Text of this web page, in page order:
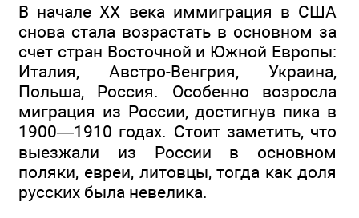
В начале XX века иммиграция в США
снова стала возрастать в основном за
счет стран Восточной и Южной Европы:
Италия, Австро-Венгрия, Украина,
Польша, Россия. Особенно возросла
миграция из России, достигнув пика в
1900—1910 годах. Стоит заметить, что
выезжали из России в основном
поляки, евреи, литовцы, тогда как доля
русских была невелика.